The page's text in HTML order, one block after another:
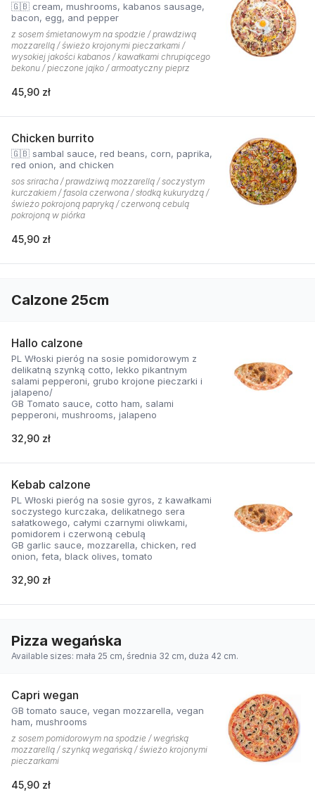
🇬🇧 cream, mushrooms, kabanos sausage,
bacon, egg, and pepper
z sosem śmietanowym na spodzie / prawdziwą
mozzarellą / świeżo krojonymi pieczarkami /
wysokiej jakości kabanos / kawałkami chrupiącego
bekonu / pieczone jajko / armoatyczny pieprz
45,90 zł
Chicken burrito
🇬🇧 sambal sauce, red beans, corn, paprika,
red onion, and chicken
sos sriracha / prawdziwą mozzarellą / soczystym
kurczakiem / fasola czerwona / słodką kukurydzą /
świeżo pokrojoną papryką / czerwoną cebulą
pokrojoną w piórka
45,90 zł
Calzone 25cm
Hallo calzone
PL Włoski pieróg na sosie pomidorowym z
delikatną szynką cotto, lekko pikantnym
salami pepperoni, grubo krojone pieczarki i
jalapeno/
GB Tomato sauce, cotto ham, salami
pepperoni, mushrooms, jalapeno
32,90 zł
Kebab calzone
PL Włoski pieróg na sosie gyros, z kawałkami
soczystego kurczaka, delikatnego sera
sałatkowego, całymi czarnymi oliwkami,
pomidorem i czerwoną cebulą
GB garlic sauce, mozzarella, chicken, red
onion, feta, black olives, tomato
32,90 zł
Pizza wegańska
Available sizes: mała 25 cm, średnia 32 cm, duża 42 cm.
Capri wegan
GB tomato sauce, vegan mozzarella, vegan
ham, mushrooms
z sosem pomidorowym na spodzie / wegńską
mozzarellą / szynką wegańską / świeżo krojonymi
pieczarkami
45,90 zł